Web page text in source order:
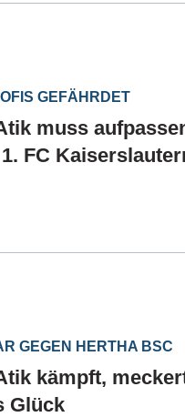
GEFÄHRDET
muss
FC
GEGEN HERTHA BSC
kämpft,
Glück